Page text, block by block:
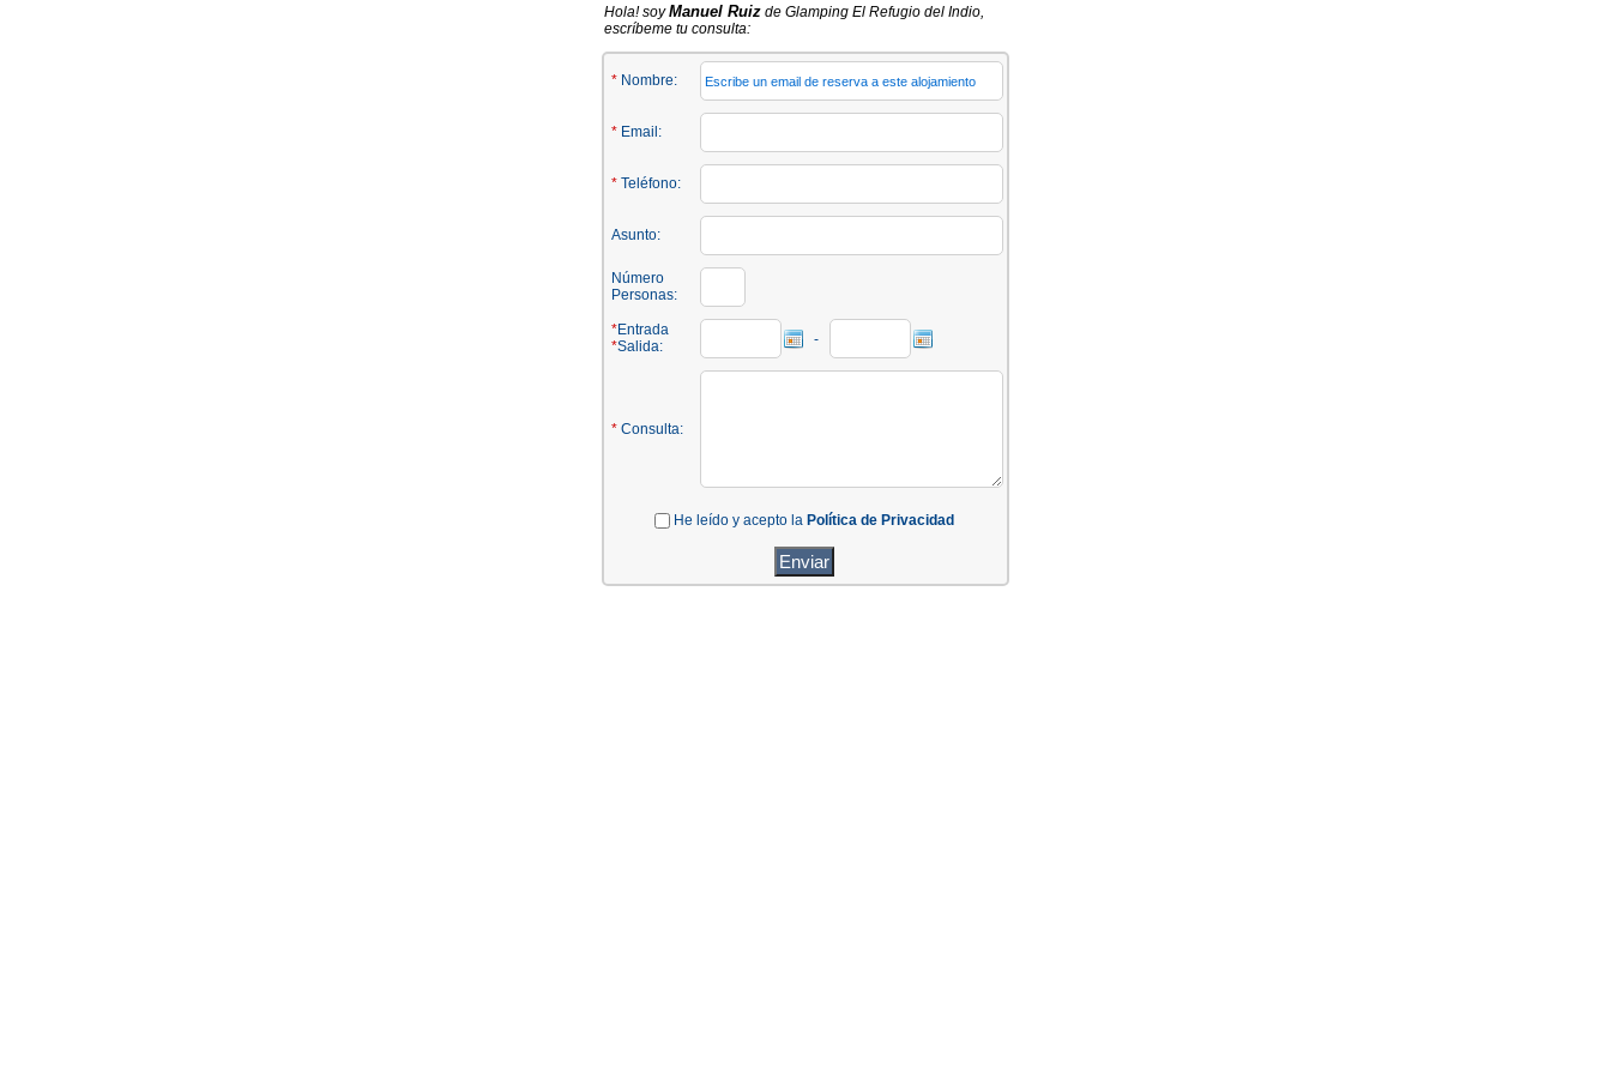
Hola! soyManuel Ruiz de Glamping El Refugio del Indio,
escríbeme tu consulta:
* Nombre:
* Email:
* Teléfono:
Asunto:
Número
Personas:
*Entrada
*Salida: -
* Consulta:
He leído y acepto la Política de Privacidad